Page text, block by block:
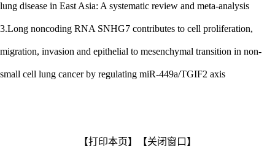
lung disease in East Asia: A systematic review and meta-analysis
3.Long noncoding RNA SNHG7 contributes to cell proliferation,
migration, invasion and epithelial to mesenchymal transition in non-
small cell lung cancer by regulating miR-449a/TGIF2 axis
【打印本页】 【关闭窗口】